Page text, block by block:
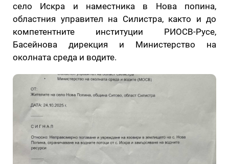
село Искра и наместника в Нова попина,
областния управител на Силистра, както и до
компетентните институции РИОСВ-Русе,
Басейнова дирекция и Министерство на
околната среда и водите.